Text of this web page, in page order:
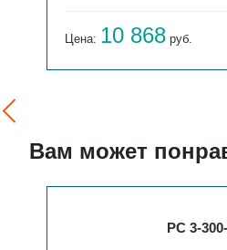
Цена: 10 868 руб.
Вам может
РС 3-